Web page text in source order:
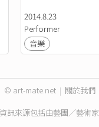
2014.8.23
Performer
音樂
© art-mate.net | 關於我們
訊來源包括由藝團／藝術